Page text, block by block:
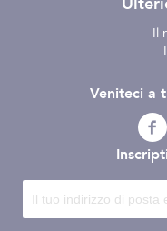
Il
Veniteci a